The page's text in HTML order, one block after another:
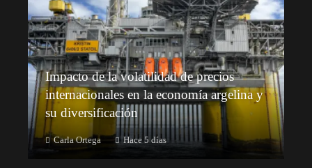
Impacto de la volatilidad de precios
internacionales en la economía argelina y
su diversificación
Carla Ortega Hace 5 días